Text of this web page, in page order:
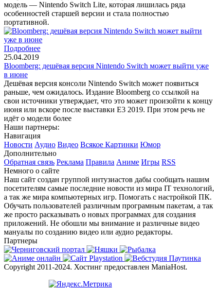
модель — Nintendo Switch Lite, которая лишилась ряда
особенностей старшей версии и стала полностью
портативной.
Подробнее
25.04.2019
Bloomberg: дешёвая версия Nintendo Switch может выйти уже
в июне
Дешёвая версия консоли Nintendo Switch может появиться
раньше, чем ожидалось. Издание Bloomberg со ссылкой на
свои источники утверждает, что это может произойти к концу
июня или вскоре после выставки E3 2019. При этом речь не
идёт о модели более
Наши партнеры:
Навигация
Новости Аудио Видео Всякое Картинки Юмор
Дополнительно
Обратная связь Реклама Правила Аниме Игры RSS
Немного о сайте
Наш сайт создан группой интузиастов дабы сообщать нашим
посетителям самые последние новости из мира IT технологий,
а так же мира компьютерных игр. Помогать с настройкой ПК.
Обучать пользователей различным програмным пакетам, а так
же просто расказывать о новых программах для создания
приложений. Не обошли мы внимание и различные видео
мануалы по созданию видео или аудио редакторы.
Партнеры
Copyright 2011-2024. Хостинг предоставлен ManiaHost.